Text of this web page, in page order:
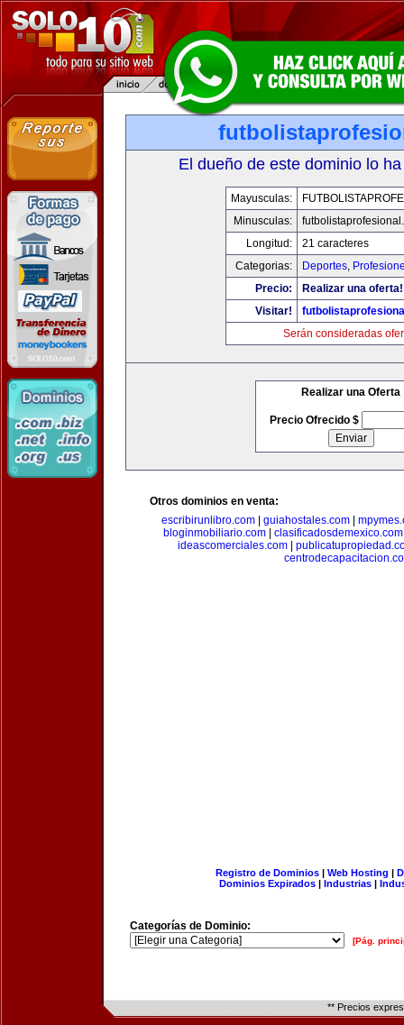
El dueño de este dominio lo
Mayusculas:
Minusculas:
Longitud:
21 caracteres
Categorias:
Deportes,
Precio:
Realizar una oferta!
Visitar!
Serán consideradas
Realizar una Oferta
Precio Ofrecido $
Otros dominios en venta:
escribirunlibro.com| guiahostales.com|
bloginmobiliario.com| clasificadosdemexico.com
ideascomerciales.com|
Registro de Dominios| Web Hosting |
Dominios Expirados | Industrias |
Categorías de Dominio:
[Pág.
** Precios